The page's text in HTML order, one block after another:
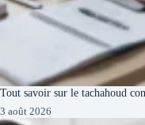
Tout savoir sur le tachahoud
3 août 2026